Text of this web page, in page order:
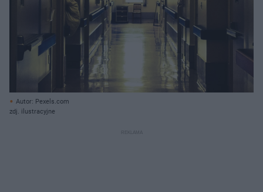
Autor: Pexels.com
zdj. ilustracyjne